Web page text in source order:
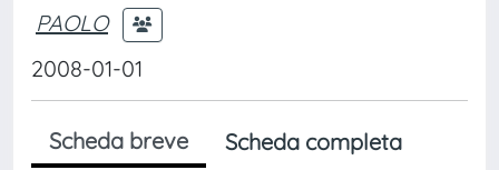
PAOLO
2008-01-01
Scheda breve
Scheda completa